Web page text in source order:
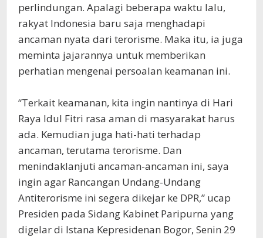
perlindungan. Apalagi beberapa waktu lalu,
rakyat Indonesia baru saja menghadapi
ancaman nyata dari terorisme. Maka itu, ia juga
meminta jajarannya untuk memberikan
perhatian mengenai persoalan keamanan ini.
“Terkait keamanan, kita ingin nantinya di Hari
Raya Idul Fitri rasa aman di masyarakat harus
ada. Kemudian juga hati-hati terhadap
ancaman, terutama terorisme. Dan
menindaklanjuti ancaman-ancaman ini, saya
ingin agar Rancangan Undang-Undang
Antiterorisme ini segera dikejar ke DPR,” ucap
Presiden pada Sidang Kabinet Paripurna yang
digelar di Istana Kepresidenan Bogor, Senin 29